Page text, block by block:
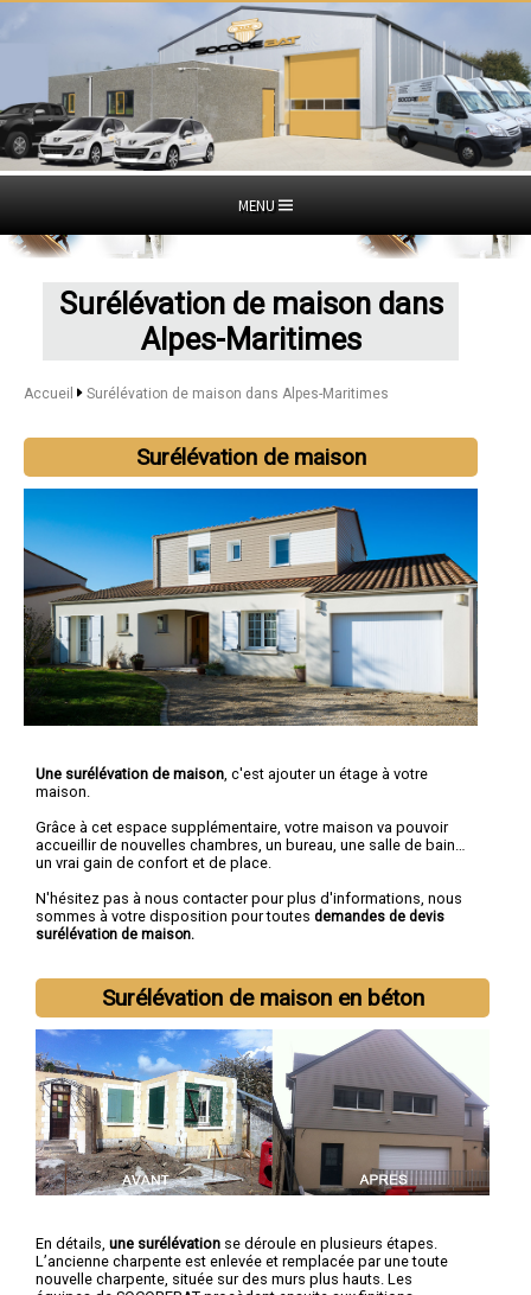
MENU
Surélévation de maison dans
Alpes-Maritimes
Accueil Surélévation de maison dans Alpes-Maritimes
Surélévation de maison
Une surélévation de maison , c'est ajouter un étage à votre
maison.
Grâce à cet espace supplémentaire, votre maison va pouvoir
accueillir de nouvelles chambres, un bureau, une salle de bain…
un vrai gain de confort et de place.
N'hésitez pas à nous contacter pour plus d'informations, nous
sommes à votre disposition pour toutes demandes de devis
surélévation de maison.
Surélévation de maison en béton
En détails, une surélévation se déroule en plusieurs étapes.
L’ancienne charpente est enlevée et remplacée par une toute
nouvelle charpente, située sur des murs plus hauts. Les